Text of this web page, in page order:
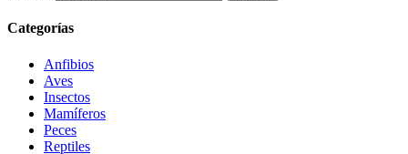
Categorías
Anfibios
Aves
Insectos
Mamíferos
Peces
Reptiles